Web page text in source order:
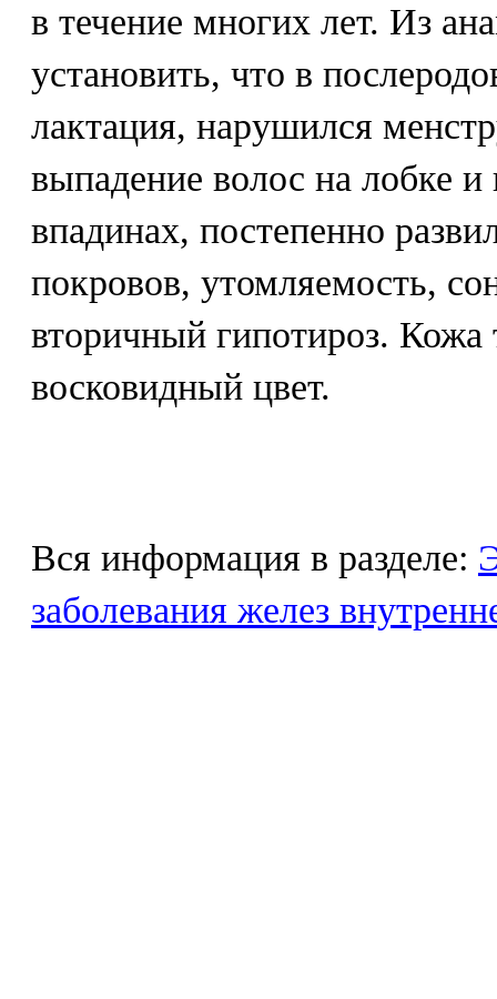
в течение многих лет. Из
установить, что в
лактация, нарушился
выпадение волос на лобке
впадинах, постепенно
покровов, утомляемость,
вторичный гипотироз. Кожа
восковидный цвет.
Вся информация в разделе:
заболевания желез